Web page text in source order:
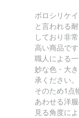
ボロシリケ
と言われる
しており非
高い商品です
職人による
妙な色・大
承ください。
そのため1点
あわせる洋
見る角度に